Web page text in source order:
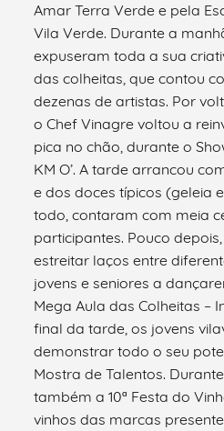
Amar Terra Verde e pela
Vila Verde. Durante a
expuseram toda a sua
das colheitas, que contou
dezenas de artistas. Por
o Chef Vinagre voltou a
pica no chão, durante o
KM O’. A tarde arrancou
e dos doces típicos (geleia
todo, contaram com meia
participantes. Pouco
estreitar laços entre
jovens e seniores a
Mega Aula das Colheitas –
final da tarde, os jovens
demonstrar todo o seu
Mostra de Talentos.
também a 10ª Festa do
vinhos das marcas